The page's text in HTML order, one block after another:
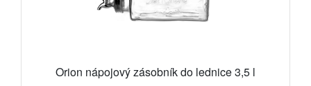
Orion nápojový zásobník do lednice 3,5 l